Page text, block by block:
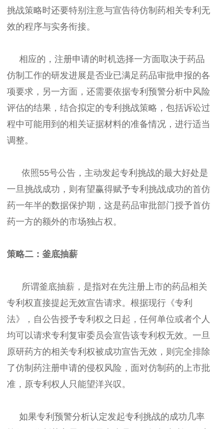
挑战策略时还要特别注意与宣告待仿制药相关专利无
效的程序与实务衔接。
相应的，注册申请的时机选择一方面取决于药品
仿制工作的研发进展是否业已满足药品审批申报的各
项要求，另一方面，还需要依据专利预警分析中风险
评估的结果，结合拟定的专利挑战策略，包括诉讼过
程中可能用到的相关证据材料的准备情况，进行适当
调整。
依照55号公告，主动发起专利挑战的最大好处是
一旦挑战成功，则有望赢得赋予专利挑战成功的首仿
药一年半的数据保护期，这是药品审批部门授予首仿
药一方的额外的市场独占权。
策略二：釜底抽薪
所谓釜底抽薪，是指对在先注册上市的药品相关
专利权直接提起无效宣告请求。根据现行《专利
法》，自公告授予专利权之日起，任何单位或者个人
均可以请求专利复审委员会宣告该专利权无效。一旦
原研药方的相关专利权被成功宣告无效，则完全排除
了仿制药注册申请的侵权风险，面对仿制药的上市批
准，原专利权人只能望洋兴叹。
如果专利预警分析认定发起专利挑战的成功几率